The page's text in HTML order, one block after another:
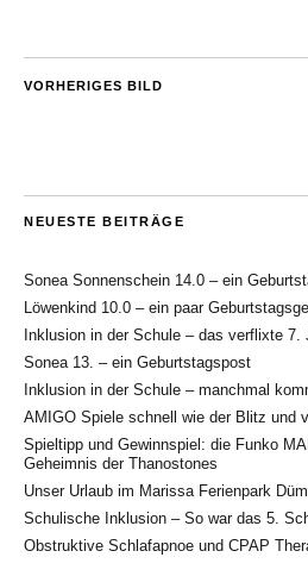
VORHERIGES BILD
NEUESTE BEITRÄGE
Sonea Sonnenschein 14.0 – ein
Löwenkind 10.0 – ein paar
Inklusion in der Schule – das verflixte 7.
Sonea 13. – ein Geburtstagspost
Inklusion in der Schule – manchmal
AMIGO Spiele schnell wie der Blitz und
Spieltipp und Gewinnspiel: die Funko
Geheimnis der Thanostones
Unser Urlaub im Marissa Ferienpark
Schulische Inklusion – So war das 5.
Obstruktive Schlafapnoe und CPAP